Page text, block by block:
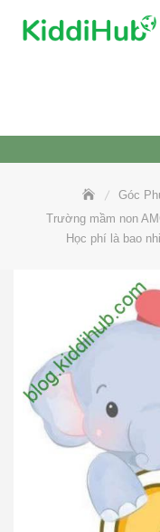
Góc
Trường mầm non
Học phí là bao